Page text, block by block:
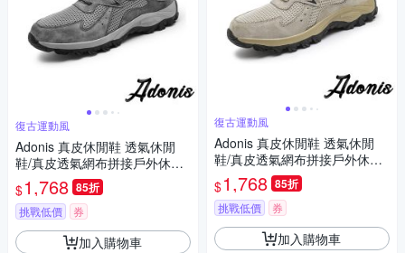
復古運動風
Adonis 真皮休閒鞋 透氣休閒
鞋/真皮透氣網布拼接戶外休閒
運動鞋 灰
$1,768 85折
挑戰低價 券
加入購物車
復古運動風
Adonis 真皮休閒鞋 透氣休閒
鞋/真皮透氣網布拼接戶外休閒
運動鞋 米
$1,768 85折
挑戰低價 券
加入購物車